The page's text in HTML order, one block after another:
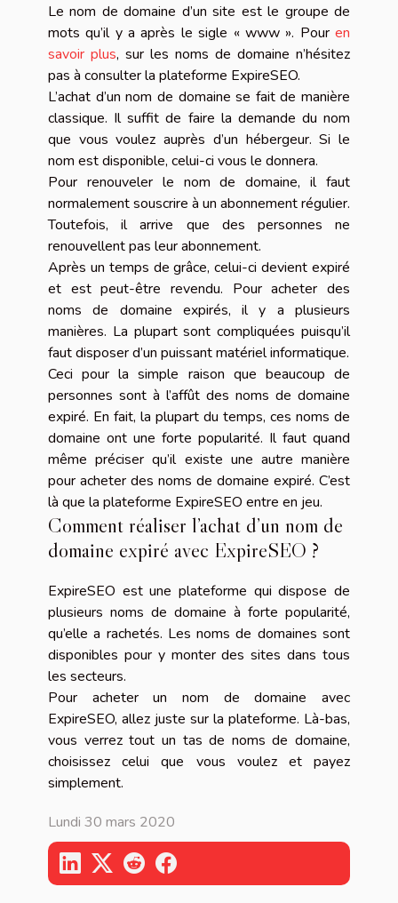
Le nom de domaine d’un site est le groupe de
mots qu’il y a après le sigle « www ». Pour en
savoir plus, sur les noms de domaine n’hésitez
pas à consulter la plateforme ExpireSEO.
L’achat d’un nom de domaine se fait de manière
classique. Il suffit de faire la demande du nom
que vous voulez auprès d’un hébergeur. Si le
nom est disponible, celui-ci vous le donnera.
Pour renouveler le nom de domaine, il faut
normalement souscrire à un abonnement régulier.
Toutefois, il arrive que des personnes ne
renouvellent pas leur abonnement.
Après un temps de grâce, celui-ci devient expiré
et est peut-être revendu. Pour acheter des
noms de domaine expirés, il y a plusieurs
manières. La plupart sont compliquées puisqu’il
faut disposer d’un puissant matériel informatique.
Ceci pour la simple raison que beaucoup de
personnes sont à l’affût des noms de domaine
expiré. En fait, la plupart du temps, ces noms de
domaine ont une forte popularité. Il faut quand
même préciser qu’il existe une autre manière
pour acheter des noms de domaine expiré. C’est
là que la plateforme ExpireSEO entre en jeu.
Comment réaliser l’achat d’un nom de
domaine expiré avec ExpireSEO ?
ExpireSEO est une plateforme qui dispose de
plusieurs noms de domaine à forte popularité,
qu’elle a rachetés. Les noms de domaines sont
disponibles pour y monter des sites dans tous
les secteurs.
Pour acheter un nom de domaine avec
ExpireSEO, allez juste sur la plateforme. Là-bas,
vous verrez tout un tas de noms de domaine,
choisissez celui que vous voulez et payez
simplement.
Lundi 30 mars 2020